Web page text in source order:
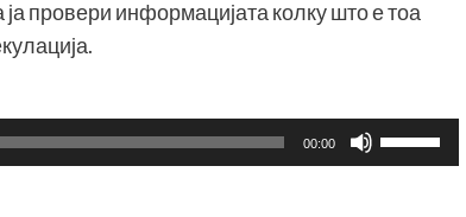
провери информацијата колку што е тоа
00:00
Користете
ги